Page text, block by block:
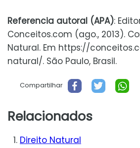
Referencia autoral (APA):
Conceitos.com (ago., 2013).
Natural. Em https://
natural/. São Paulo, Brasil.
Compartilhar
Relacionados
Direito Natural